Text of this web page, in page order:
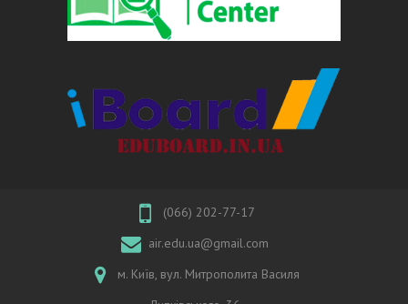
(066) 202-77-17
air.edu.ua@gmail.com
м. Київ, вул. Митрополита Василя